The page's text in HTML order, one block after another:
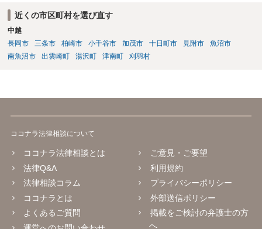
近くの市区町村を選び直す
中越
長岡市
三条市 柏崎市 小千谷市 加茂市 十日町市 見附市
魚沼市
南魚沼市
出雲崎町 湯沢町 津南町 刈羽村
ココナラ法律相談について
ココナラ法律相談とは
法律Q&A
法律相談コラム
ココナラとは
よくあるご質問
ご意見・ご要望
利用規約
プライバシーポリシー
外部送信ポリシー
掲載をご検討の弁護士の方
へ